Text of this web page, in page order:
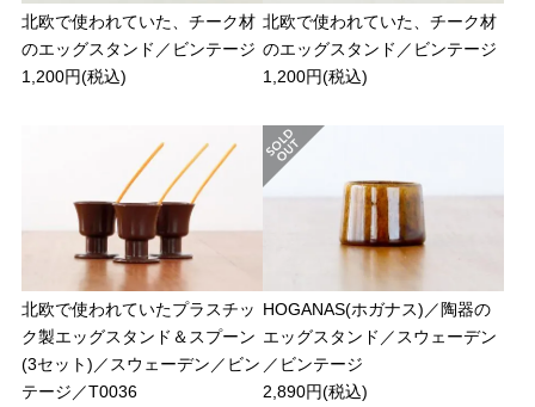
北欧で使われていた、チーク材
のエッグスタンド／ビンテージ
1,200円(税込)
北欧で使われていた、チーク材
のエッグスタンド／ビンテージ
1,200円(税込)
北欧で使われていたプラスチッ
ク製エッグスタンド＆スプーン
(3セット)／スウェーデン／ビン
テージ／T0036
HOGANAS(ホガナス)／陶器の
エッグスタンド／スウェーデン
／ビンテージ
2,890円(税込)